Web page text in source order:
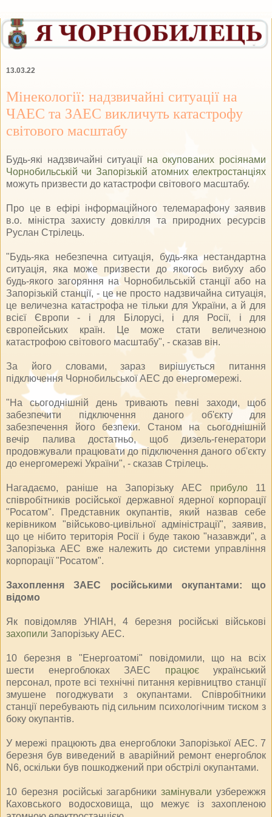
13.03.22
Мінекології: надзвичайні ситуації на
ЧАЕС та ЗАЕС викличуть катастрофу
світового масштабу
Будь-які надзвичайні ситуаціїна окупованих росіянами
Чорнобильській чи Запорізькій атомних електростанціях
можуть призвести до катастрофи світового масштабу.
Про це в ефірі інформаційного телемарафону заявив
в.о. міністра захисту довкілля та природних ресурсів
Руслан Стрілець.
"Будь-яка небезпечна ситуація, будь-яка нестандартна
ситуація, яка може призвести до якогось вибуху або
будь-якого загоряння на Чорнобильській станції або на
Запорізькій станції, - це не просто надзвичайна ситуація,
це величезна катастрофа не тільки для України, а й для
всієї Європи - і для Білорусі, і для Росії, і для
європейських країн. Це може стати величезною
катастрофою світового масштабу", - сказав він.
За його словами, зараз вирішується питання
підключення Чорнобильської АЕС до енергомережі.
"На сьогоднішній день тривають певні заходи, щоб
забезпечити підключення даного об'єкту для
забезпечення його безпеки. Станом на сьогоднішній
вечір палива достатньо, щоб дизель-генератори
продовжували працювати до підключення даного об'єкту
до енергомережі України", - сказав Стрілець.
Нагадаємо, раніше на Запорізьку АЕС прибуло 11
співробітників російської державної ядерної корпорації
"Росатом". Представник окупантів, який назвав себе
керівником "військово-цивільної адміністрації", заявив,
що це нібито територія Росії і буде такою "назавжди", а
Запорізька АЕС вже належить до системи управління
корпорації "Росатом".
Захоплення ЗАЕС російськими окупантами: що
відомо
Як повідомляв УНІАН, 4 березня російські військові
захопили Запорізьку АЕС.
10 березня в "Енергоатомі" повідомили, що на всіх
шести енергоблоках ЗАЕС працюєукраїнський
персонал, проте всі технічні питання керівництво станції
змушене погоджувати з окупантами. Співробітники
станції перебувають під сильним психологічним тиском з
боку окупантів.
У мережі працюють два енергоблоки Запорізької АЕС. 7
березня був виведений в аварійний ремонт енергоблок
N6, оскільки був пошкоджений при обстрілі окупантами.
10 березня російські загарбникизамінували узбережжя
Каховського водосховища, що межує із захопленою